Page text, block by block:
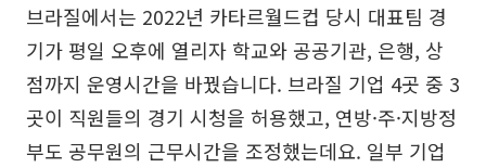
브라질에서는 2022년 카타르월드컵 당시 대표팀 경
기가 평일 오후에 열리자 학교와 공공기관, 은행, 상
점까지 운영시간을 바꿨습니다. 브라질 기업 4곳 중 3
곳이 직원들의 경기 시청을 허용했고, 연방·주·지방정
부도 공무원의 근무시간을 조정했는데요. 일부 기업